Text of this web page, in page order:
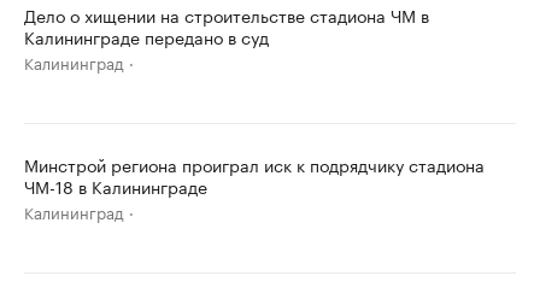
Дело о хищении на строительстве стадиона ЧМ в
Калининграде передано в суд
Калининград
Минстрой региона проиграл иск к подрядчику стадиона
ЧМ-18 в Калининграде
Калининград